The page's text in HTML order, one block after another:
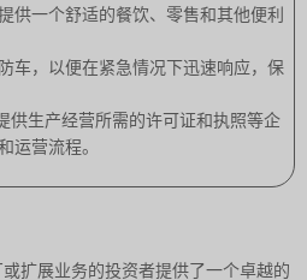
供一个舒适的餐饮、零售和其他便利
车，以便在紧急情况下迅速响应，保
供生产经营所需的许可证和执照等企
运营流程。
扩展业务的投资者提供了一个卓越的